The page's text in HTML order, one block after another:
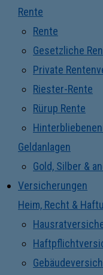
Rente
Rente
Gesetzliche
Private
Riester-Rente
Rürup Rente
Geldanlagen
Gold, Silber &
Versicherungen
Heim, Recht &